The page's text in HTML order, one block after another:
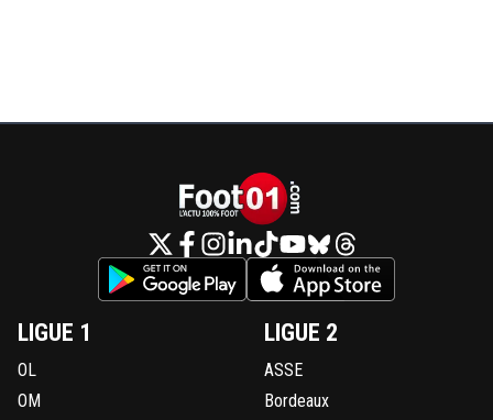
LIGUE 1
OL
OM
LIGUE 2
ASSE
Bordeaux